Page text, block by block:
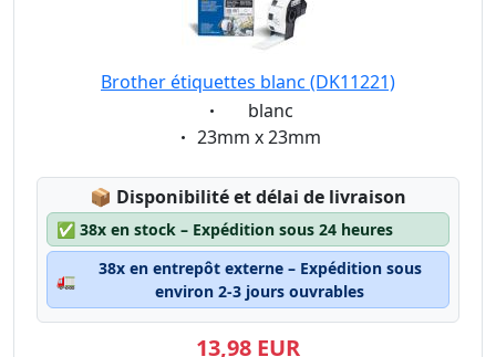
Brother étiquettes blanc (DK11221)
Eigenschaft:
blanc
Eigenschaft:
23mm x 23mm
📦 Lagerstatus:
Disponibilité et délai de livraison
✅ 38x en stock – Expédition sous 24 heures
🚛
38x en entrepôt externe – Expédition sous
environ 2-3 jours ouvrables
13,98 EUR